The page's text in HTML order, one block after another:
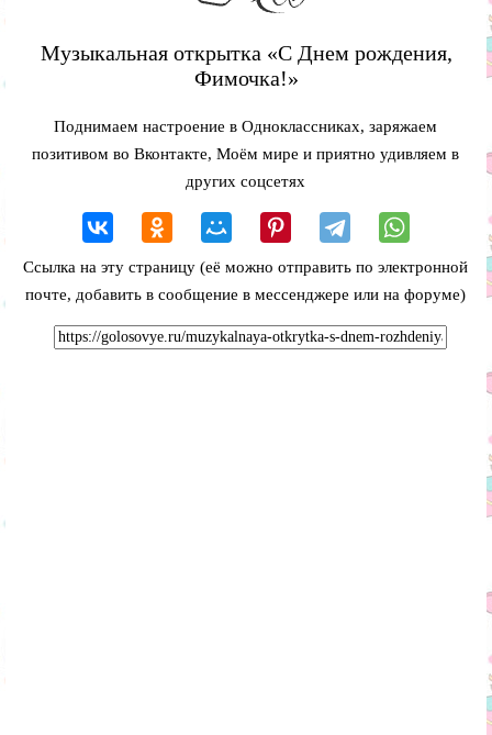
Музыкальная открытка «С Днем рождения,
Фимочка!»
Поднимаем настроение в Одноклассниках, заряжаем
позитивом во Вконтакте, Моём мире и приятно удивляем в
других соцсетях
Ссылка на эту страницу (её можно отправить по электронной
почте, добавить в сообщение в мессенджере или на форуме)